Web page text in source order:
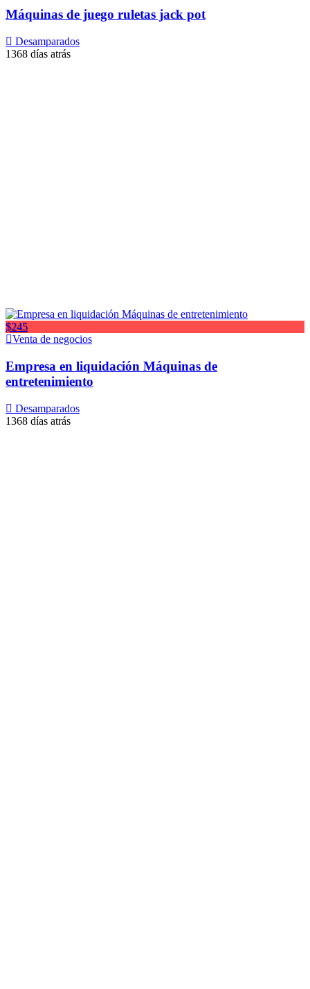
Máquinas de juego ruletas jack pot
Desamparados
1368 días atrás
$245
Venta de negocios
Empresa en liquidación Máquinas de
entretenimiento
Desamparados
1368 días atrás